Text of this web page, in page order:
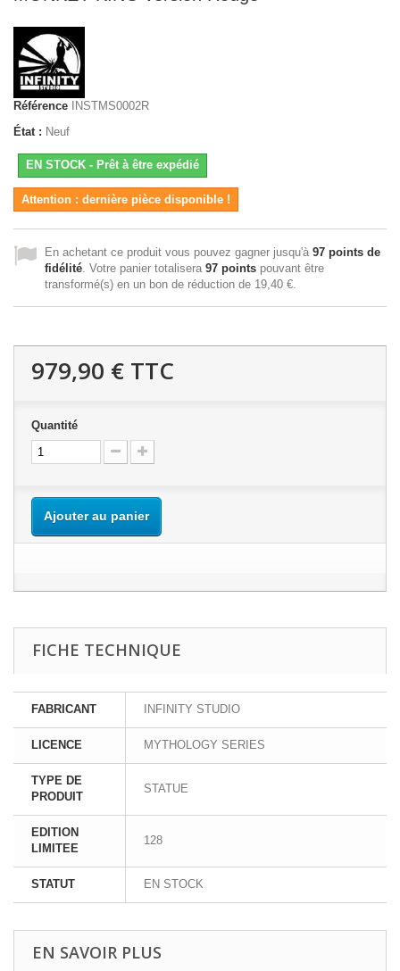
Référence INSTMS0002R
État : Neuf
EN STOCK - Prêt à être expédié
Attention : dernière pièce disponible !
En achetant ce produit vous pouvez gagner jusqu'à 97 points de
fidélité . Votre panier totalisera 97 points pouvant être
transformé(s) en un bon de réduction de 19,40 €
979,90 € TTC
Quantité
Ajouter au panier
FICHE TECHNIQUE
FABRICANT INFINITY STUDIO
LICENCE MYTHOLOGY SERIES
TYPE DE
PRODUIT
STATUE
EDITION
LIMITEE
128
STATUT EN STOCK
EN SAVOIR PLUS